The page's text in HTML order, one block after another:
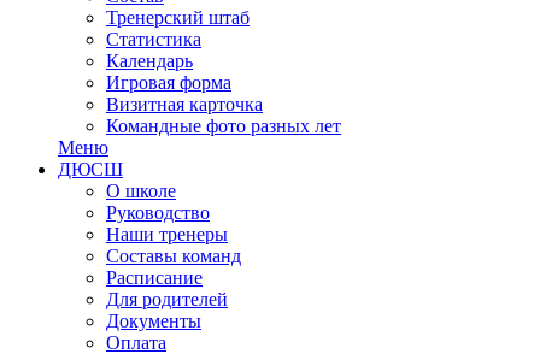
Тренерский штаб
Статистика
Календарь
Игровая форма
Визитная карточка
Командные фото разных лет
Меню
ДЮСШ
О школе
Руководство
Наши тренеры
Составы команд
Расписание
Для родителей
Документы
Оплата